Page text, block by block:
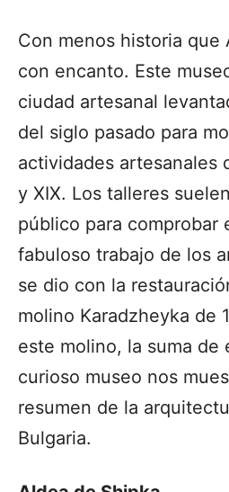
Con menos historia que
con encanto. Este
ciudad artesanal
del siglo pasado para
actividades artesanales
y XIX. Los talleres
público para comprobar
fabuloso trabajo de los
se dio con la
molino Karadzheyka de
este molino, la suma de
curioso museo nos
resumen de la
Bulgaria.